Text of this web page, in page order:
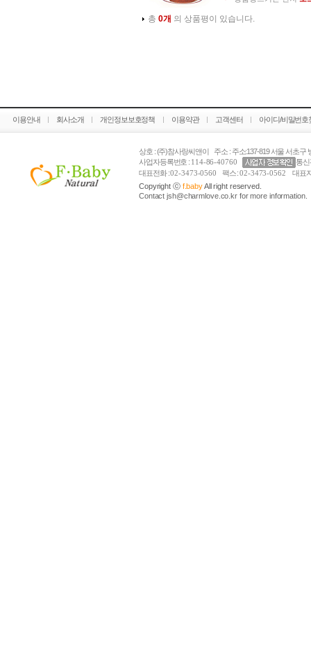
총 0개 의 상품평이 있습니다.
이용안내 회사소개 개인정보보호정책 이용약관 고객센터 아이디/비밀번호
상호 : (주)참사랑씨앤이 주소 : 주소:137-819 서울 서초구
사업자등록번호 : 114-86-40760
통
대표전화 :02-3473-0560 팩스 :02-3473-0562
대표
Copyright ⓒ f.babyAll right reserved.
Contact jsh@charmlove.co.kr for more information.